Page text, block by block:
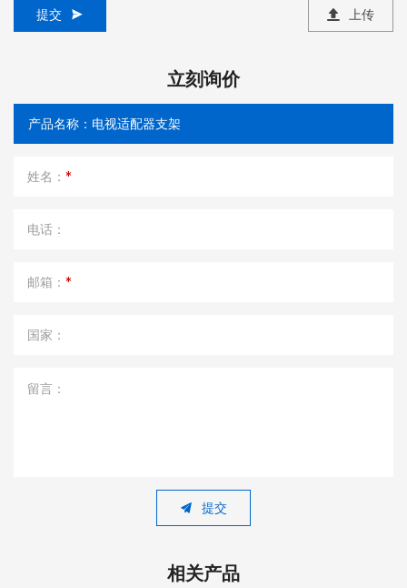
提交 上传
立刻询价
姓名： *
电话：
邮箱： *
国家：
留言：
提交
相关产品